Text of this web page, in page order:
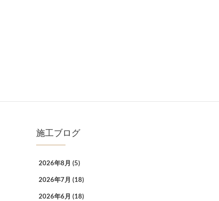
施工ブログ
2026年8月 (5)
2026年7月 (18)
2026年6月 (18)